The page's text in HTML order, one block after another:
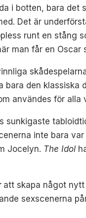
i botten, bara det
Det är
runt en stång
man får en
bara den
användes för alla
sunkigaste
inte bara
Jocelyn. The Idol
att skapa något
sexscenerna